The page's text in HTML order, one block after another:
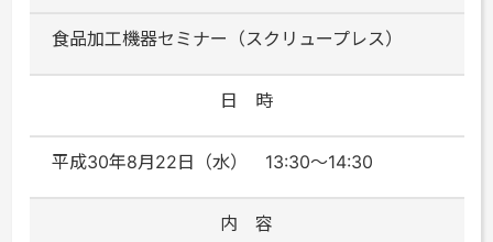
食品加工機器セミナー（スクリュープレス）
日 時
平成30年8月22日（水） 13:30～14:30
内 容